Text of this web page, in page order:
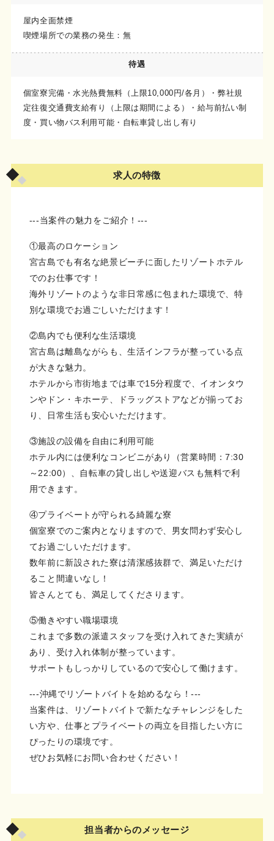
屋内全面禁煙
喫煙場所での業務の発生：無
待遇
個室寮完備・水光熱費無料（上限10,000円/各月）・弊社規
定往復交通費支給有り（上限は期間による）・給与前払い制
度・買い物バス利用可能・自転車貸し出し有り
求人の特徴
---当案件の魅力をご紹介！---
①最高のロケーション
宮古島でも有名な絶景ビーチに面したリゾートホテル
でのお仕事です！
海外リゾートのような非日常感に包まれた環境で、特
別な環境でお過ごしいただけます！
②島内でも便利な生活環境
宮古島は離島ながらも、生活インフラが整っている点
が大きな魅力。
ホテルから市街地までは車で15分程度で、イオンタウ
ンやドン・キホーテ、ドラッグストアなどが揃ってお
り、日常生活も安心いただけます。
③施設の設備を自由に利用可能
ホテル内には便利なコンビニがあり（営業時間：7:30
～22:00）、自転車の貸し出しや送迎バスも無料で利
用できます。
④プライベートが守られる綺麗な寮
個室寮でのご案内となりますので、男女問わず安心し
てお過ごしいただけます。
数年前に新設された寮は清潔感抜群で、満足いただけ
ること間違いなし！
皆さんとても、満足してくださります。
⑤働きやすい職場環境
これまで多数の派遣スタッフを受け入れてきた実績が
あり、受け入れ体制が整っています。
サポートもしっかりしているので安心して働けます。
---沖縄でリゾートバイトを始めるなら！---
当案件は、リゾートバイトで新たなチャレンジをした
い方や、仕事とプライベートの両立を目指したい方に
ぴったりの環境です。
ぜひお気軽にお問い合わせください！
担当者からのメッセージ